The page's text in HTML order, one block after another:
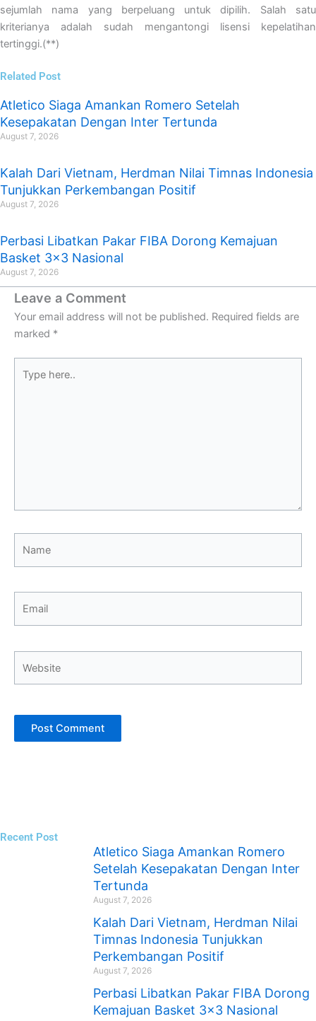
sejumlah nama yang berpeluang untuk dipilih. Salah satu
kriterianya adalah sudah mengantongi lisensi kepelatihan
tertinggi.(**)
Related Post
Atletico Siaga Amankan Romero Setelah
Kesepakatan Dengan Inter Tertunda
August 7, 2026
Kalah Dari Vietnam, Herdman Nilai Timnas Indonesia
Tunjukkan Perkembangan Positif
August 7, 2026
Perbasi Libatkan Pakar FIBA Dorong Kemajuan
Basket 3×3 Nasional
August 7, 2026
Leave a Comment
Your email address will not be published. Required fields are
marked *
here..
Recent Post
Atletico Siaga Amankan Romero
Setelah Kesepakatan Dengan Inter
Tertunda
August 7, 2026
Kalah Dari Vietnam, Herdman Nilai
Timnas Indonesia Tunjukkan
Perkembangan Positif
August 7, 2026
Perbasi Libatkan Pakar FIBA Dorong
Kemajuan Basket 3×3 Nasional